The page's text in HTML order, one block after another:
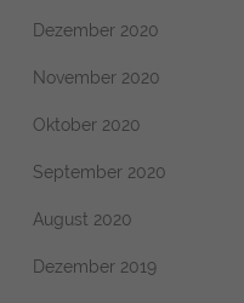
Dezember 2020
November 2020
Oktober 2020
September 2020
August 2020
Dezember 2019